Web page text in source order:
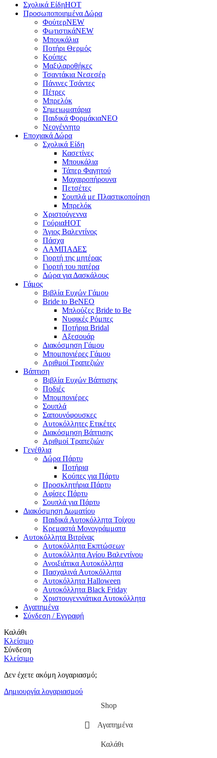
Σχολικά ΕίδηΗΟΤ
Προσωποποιημένα Δώρα
ΦούτερNEW
ΦωτιστικάNEW
Μπουκάλια
Ποτήρι Θερμός
Κούπες
Μαξιλαροθήκες
Τσαντάκια Νεσεσέρ
Πάνινες Τσάντες
Πέτρες
Μπρελόκ
Σημειωματάρια
Παιδικά ΦορμάκιαNEO
Νεογέννητο
Εποχιακά Δώρα
Σχολικά Είδη
Κασετίνες
Μπουκάλια
Τάπερ Φαγητού
Μαχαιροπήρουνα
Πετσέτες
Σουπλά με Πλαστικοποίηση
Μπρελόκ
Χριστούγεννα
ΓούριαHOT
Άγιος Βαλεντίνος
Πάσχα
ΛΑΜΠΑΔΕΣ
Γιορτή της μητέρας
Γιορτή του πατέρα
Δώρα για Δασκάλους
Γάμος
Βιβλία Ευχών Γάμου
Bride to BeNEO
Μπλούζες Bride to Be
Νυφικές Ρόμπες
Ποτήρια Bridal
Αξεσουάρ
Διακόσμηση Γάμου
Μπομπονιέρες Γάμου
Αριθμοί Τραπεζιών
Βάπτιση
Βιβλία Ευχών Βάπτισης
Ποδιές
Μπομπονιέρες
Σουπλά
Σαπουνόφουσκες
Αυτοκόλλητες Ετικέτες
Διακόσμηση Βάπτισης
Αριθμοί Τραπεζιών
Γενέθλια
Δώρα Πάρτυ
Ποτήρια
Κούπες για Πάρτυ
Προσκλητήρια Πάρτυ
Αφίσες Πάρτυ
Σουπλά για Πάρτυ
Διακόσμηση Δωματίου
Παιδικά Αυτοκόλλητα Τοίχου
Κρεμαστά Μονογράμματα
Αυτοκόλλητα Βιτρίνας
Αυτοκόλλητα Εκπτώσεων
Αυτοκόλλητα Αγίου Βαλεντίνου
Ανοιξιάτικα Αυτοκόλλητα
Πασχαλινά Αυτοκόλλητα
Αυτοκόλλητα Halloween
Αυτοκόλλητα Black Friday
Χριστουγεννιάτικα Αυτοκόλλητα
Αγαπημένα
Σύνδεση / Εγγραφή
Καλάθι
Κλείσιμο
Σύνδεση
Κλείσιμο
Δεν έχετε ακόμη λογαριασμό;
Δημιουργία λογαριασμού
Shop
Αγαπημένα
Καλάθι